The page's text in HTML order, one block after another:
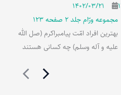
۱۴۰۲/۰۳/۲۱
مجموعه ورّام جلد 2 صفحه 123
بهترین افراد امّت پیامبراکرم (صل الله
علیه و آله وسلم) چه کسانی هستند